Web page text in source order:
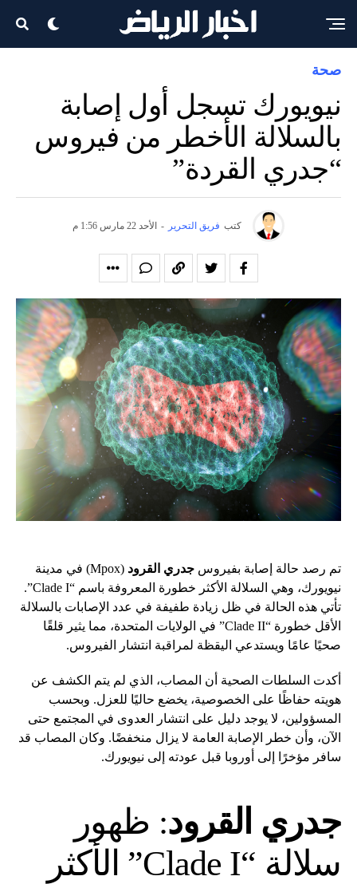
صحة
نيويورك تسجل أول إصابة
بالسلالة الأخطر من فيروس
“جدري القردة”
كتب فريق التحرير - الأحد 22 مارس 1:56 م
تم رصد حالة إصابة بفيروس جدري القرود
(Mpox) في مدينة
نيويورك، وهي السلالة الأكثر خطورة المعروفة باسم “Clade I”.
تأتي هذه الحالة في ظل زيادة طفيفة في عدد الإصابات بالسلالة
الأقل خطورة “Clade II” في الولايات المتحدة، مما يثير قلقًا
صحيًا عامًا ويستدعي اليقظة لمراقبة انتشار الفيروس.
أكدت السلطات الصحية أن المصاب، الذي لم يتم الكشف عن
هويته حفاظًا على الخصوصية، يخضع حاليًا للعزل. وبحسب
المسؤولين، لا يوجد دليل على انتشار العدوى في المجتمع حتى
الآن، وأن خطر الإصابة العامة لا يزال منخفضًا. وكان المصاب قد
سافر مؤخرًا إلى أوروبا قبل عودته إلى نيويورك.
جدري القرود: ظهور
سلالة “Clade I” الأكثر